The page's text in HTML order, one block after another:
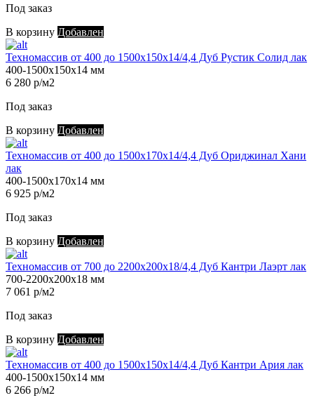
Под заказ
В корзину Добавлен
Техномассив от 400 до 1500х150х14/4,4 Дуб Рустик Солид лак
400-1500х150х14 мм
6 280 р/м2
Под заказ
В корзину Добавлен
Техномассив от 400 до 1500х170х14/4,4 Дуб Ориджинал Хани
лак
400-1500х170х14 мм
6 925 р/м2
Под заказ
В корзину Добавлен
Техномассив от 700 до 2200х200х18/4,4 Дуб Кантри Лаэрт лак
700-2200х200х18 мм
7 061 р/м2
Под заказ
В корзину Добавлен
Техномассив от 400 до 1500х150х14/4,4 Дуб Кантри Ария лак
400-1500х150х14 мм
6 266 р/м2